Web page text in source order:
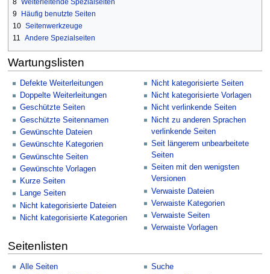
9
Häufig benutzte Seiten
10 Seitenwerkzeuge
11 Andere Spezialseiten
Wartungslisten
Defekte Weiterleitungen
Doppelte Weiterleitungen
Geschützte Seiten
Geschützte Seitennamen
Gewünschte Dateien
Gewünschte Kategorien
Gewünschte Seiten
Gewünschte Vorlagen
Kurze Seiten
Lange Seiten
Nicht kategorisierte Dateien
Nicht kategorisierte Kategorien
Nicht kategorisierte Seiten
Nicht kategorisierte Vorlagen
Nicht verlinkende Seiten
Nicht zu anderen Sprachen
verlinkende Seiten
Seit längerem unbearbeitete
Seiten
Seiten mit den wenigsten
Versionen
Verwaiste Dateien
Verwaiste Kategorien
Verwaiste Seiten
Verwaiste Vorlagen
Seitenlisten
Alle Seiten
Suche